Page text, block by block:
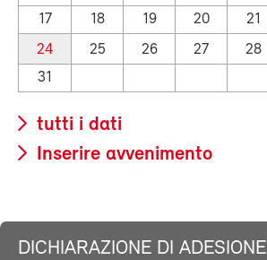
17
18 19 20 21
24
25 26 27 28
31
tutti i dati
Inserire avvenimento
DICHIARAZIONE DI ADESIONE